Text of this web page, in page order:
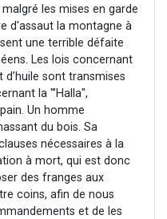
les mises en garde
d'assaut la montagne à
une terrible défaite
Les lois concernant
sont transmises
la "’Halla",
Un homme
du bois. Sa
nécessaires à la
à mort, qui est donc
des franges aux
coins, afin de nous
et de les